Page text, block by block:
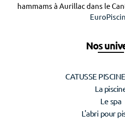
hammams à Aurillac dans le
Nos
CATUSSE
La
Le spa
L'abri pour